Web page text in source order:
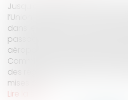
Jusqu’à présent, les règles de
l’Union européenne, comme
dans les avions, étaient
passagers par les compagnies
aéroports.Les objets autorisés
Commission européenne a
des règles relatives à la sûreté
mises à...
Lire la suite